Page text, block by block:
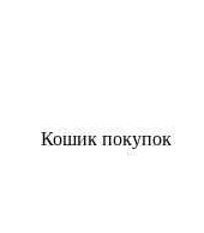
Кошик покупок